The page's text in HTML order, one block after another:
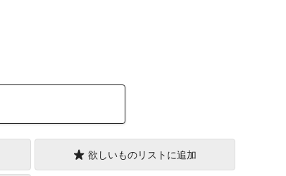
欲しいものリストに追加